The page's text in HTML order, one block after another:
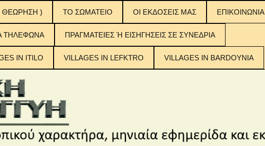
ΘΕΩΡΗΣΗ ) ΤΟ ΣΩΜΑΤΕΙΟ OI EKΔΟΣΕΙΣ ΜΑΣ
ΟΙ ΕΚΔΟΣΕΙΣ ΜΑΣ:
ΠΕΡΙΕΧΟΜΕΝΩΝ
ΤΟΥΣ
ΕΠΙΚΟΙΝΩΝΙΑ
ΤΗΛΕΦΩΝΑ ΠΡΑΓΜΑΤΕΙΕΣ Ή ΕΙΣΗΓΗΣΕΙΣ ΣΕ ΣΥΝΕΔΡΙΑ
IN ITILO VILLAGES IN LEFKTRO VILLAGES IN BARDOYNIA